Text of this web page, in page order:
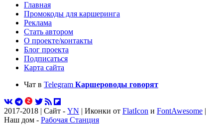
Главная
Промокоды для каршеринга
Реклама
Стать автором
О проекте/контакты
Блог проекта
Подписаться
Карта сайта
Чат в Telegram Каршероводы говорят
2017-2018 | Сайт - YN | Иконки от FlatIcon и FontAwesome |
Наш дом - Рабочая Станция